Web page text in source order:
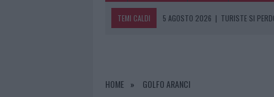
TEMI CALDI 5 AGOSTO 2026 | METEO OLBIA 6
5 AGOSTO 2026
| ESCE DI STRADA CON L’AUTO AD
HOME GOLFO ARANCI